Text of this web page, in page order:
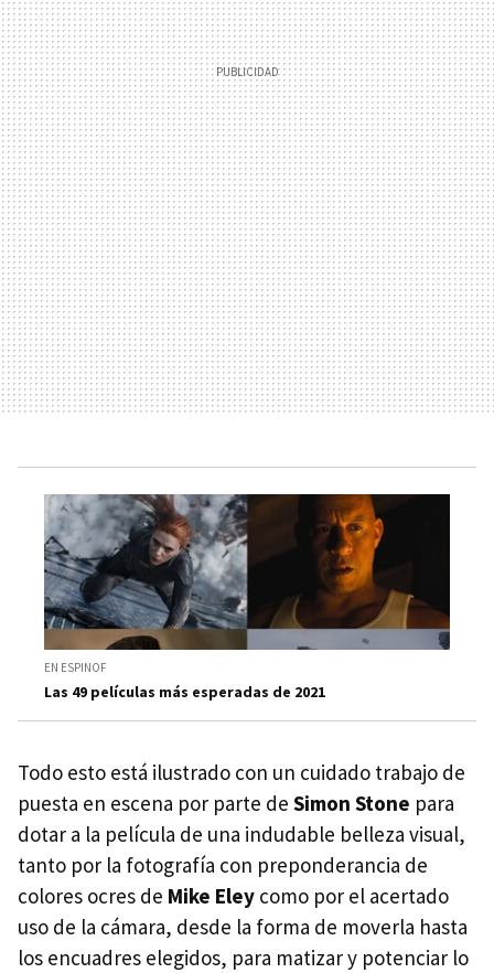
EN ESPINOF
Las 49 películas más esperadas de 2021
Todo esto está ilustrado con un cuidado trabajo de
puesta en escena por parte de Simon Stone para
dotar a la película de una indudable belleza visual,
tanto por la fotografía con preponderancia de
colores ocres de Mike Eley como por el acertado
uso de la cámara, desde la forma de moverla hasta
los encuadres elegidos, para matizar y potenciar lo